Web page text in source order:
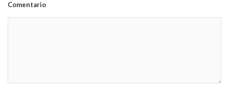
Comentario